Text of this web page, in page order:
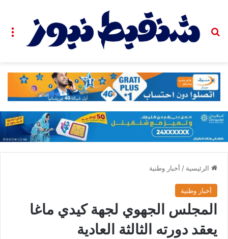
بحث عن
الرئيسية / أخبار وطنية
أخبار وطنية
المجلس الجهوي لجهة كيدي ماغا
يعقد دورته الثالثة العادية